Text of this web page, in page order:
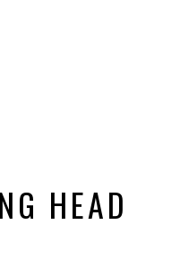
HEAD